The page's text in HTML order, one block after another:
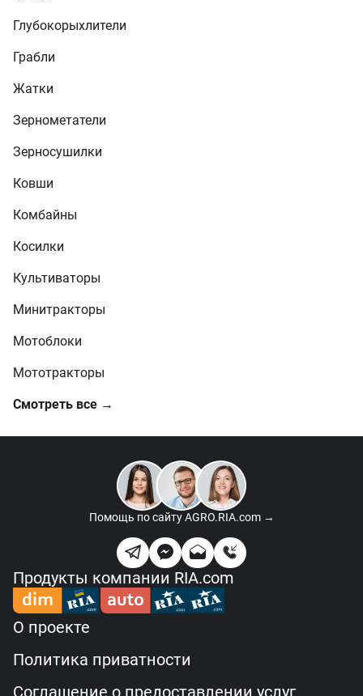
Глубокорыхлители
Грабли
Жатки
Зернометатели
Зерносушилки
Ковши
Комбайны
Косилки
Культиваторы
Минитракторы
Мотоблоки
Мототракторы
Смотреть все →
Помощь по сайтуAGRO.RIA.com →
Продукты компании RIA.com
О проекте
Политика приватности
Соглашение о предоставлении услуг